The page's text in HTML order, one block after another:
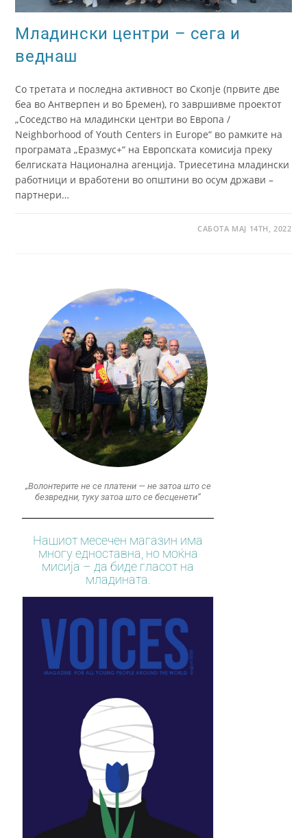
Младински центри – сега и
веднаш
Со третата и последна активност во Скопје (првите две
беа во Антверпен и во Бремен), го завршивме проектот
„Соседство на младински центри во Европа /
Neighborhood of Youth Centers in Europe“ во рамките на
програмата „Еразмус+“ на Европската комисија преку
белгиската Национална агенција. Триесетина младински
работници и вработени во општини во осум држави –
партнери…
САБОТА МАЈ 14TH, 2022
„Волонтерите не се платени — не затоа што се
безвредни, туку затоа што се бесценети“
Нашиот месечен магазин има
многу едноставна, но моќна
мисија – да биде гласот на
младината.